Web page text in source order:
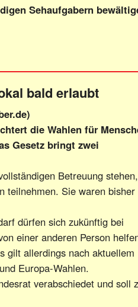
Sehaufgabern
bald erlaubt
die Wahlen für
Gesetz bringt zwei
Betreuung stehen,
teilnehmen. Sie waren bisher
dürfen sich zukünftig bei
einer anderen Person
gilt allerdings nach aktuellem
Europa-Wahlen.
verabschiedet und soll